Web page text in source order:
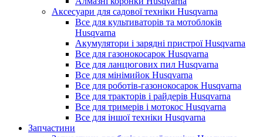
Аксесуари для садової техніки Husqvarna
Все для культиваторів та мотоблоків
Husqvarna
Акумулятори і зарядні пристрої Husqvarna
Все для газонокосарок Husqvarna
Все для ланцюгових пил Husqvarna
Все для мінімийок Husqvarna
Все для роботів-газонокосарок Husqvarna
Все для тракторів і райдерів Husqvarna
Все для тримерів і мотокос Husqvarna
Все для іншої техніки Husqvarna
Запчастини